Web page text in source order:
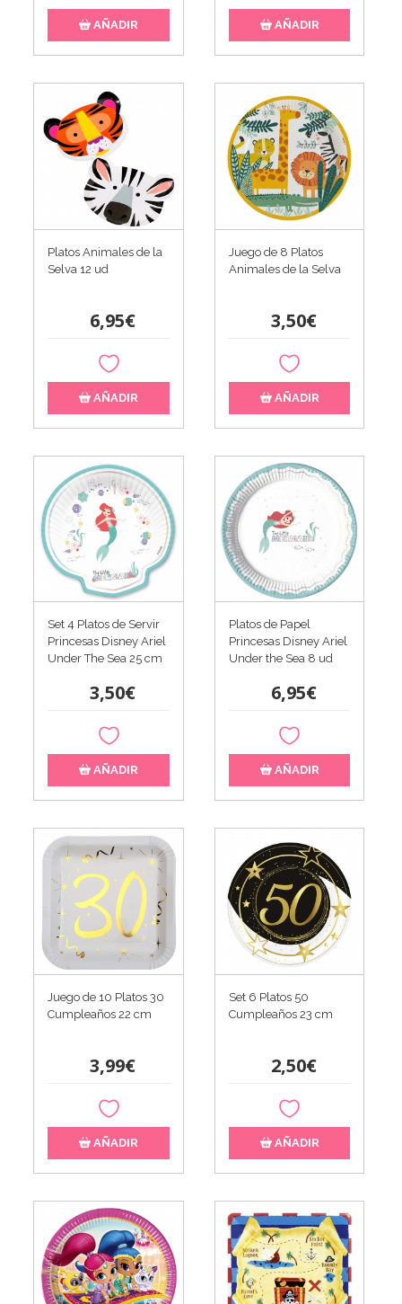
AÑADIR AÑADIR
Platos Animales de la
Selva 12 ud
6,95€
AÑADIR
Juego de 8 Platos
Animales de la Selva
3,50€
AÑADIR
Set 4 Platos de Servir
Princesas Disney Ariel
Under The Sea 25 cm
3,50€
AÑADIR
Platos de Papel
Princesas Disney Ariel
Under the Sea 8 ud
6,95€
AÑADIR
Juego de 10 Platos 30
Cumpleaños 22 cm
3,99€
AÑADIR
Set 6 Platos 50
Cumpleaños 23 cm
2,50€
AÑADIR